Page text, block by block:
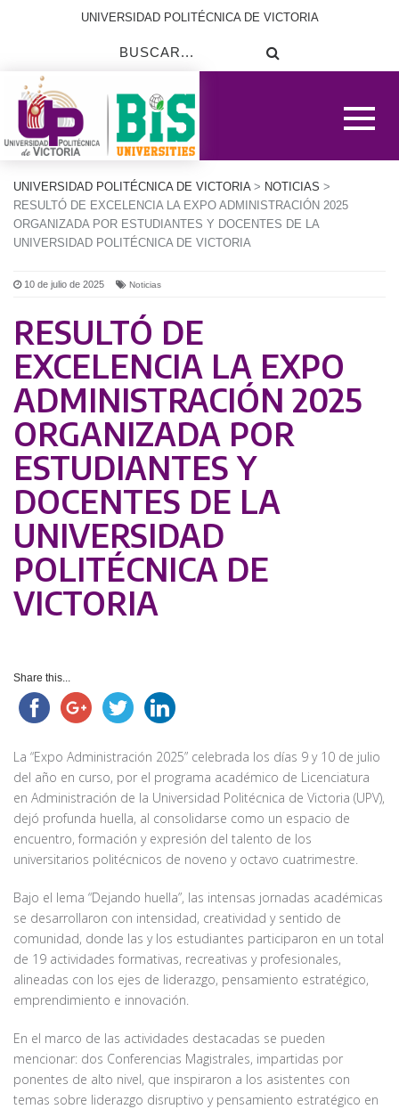
UNIVERSIDAD POLITÉCNICA DE VICTORIA
UNIVERSIDAD POLITÉCNICA DE VICTORIA> NOTICIAS >
RESULTÓ DE EXCELENCIA LA EXPO ADMINISTRACIÓN 2025
ORGANIZADA POR ESTUDIANTES Y DOCENTES DE LA
UNIVERSIDAD POLITÉCNICA DE VICTORIA
10 de julio de 2025 Noticias
RESULTÓ DE
EXCELENCIA LA EXPO
ADMINISTRACIÓN 2025
ORGANIZADA POR
ESTUDIANTES Y
DOCENTES DE LA
UNIVERSIDAD
POLITÉCNICA DE
VICTORIA
Share this...
La “Expo Administración 2025” celebrada los días 9 y 10 de julio
del año en curso, por el programa académico de Licenciatura
en Administración de la Universidad Politécnica de Victoria (UPV),
dejó profunda huella, al consolidarse como un espacio de
encuentro, formación y expresión del talento de los
universitarios politécnicos de noveno y octavo cuatrimestre.
Bajo el lema “Dejando huella”, las intensas jornadas académicas
se desarrollaron con intensidad, creatividad y sentido de
comunidad, donde las y los estudiantes participaron en un total
de 19 actividades formativas, recreativas y profesionales,
alineadas con los ejes de liderazgo, pensamiento estratégico,
emprendimiento e innovación.
En el marco de las actividades destacadas se pueden
mencionar: dos Conferencias Magistrales, impartidas por
ponentes de alto nivel, que inspiraron a los asistentes con
temas sobre liderazgo disruptivo y pensamiento estratégico en